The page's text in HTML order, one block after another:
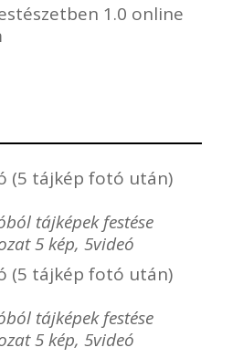
1.0 online
(5 tájkép fotó után)
tájképek festése
5 kép, 5videó
(5 tájkép fotó után)
tájképek festése
5 kép, 5videó